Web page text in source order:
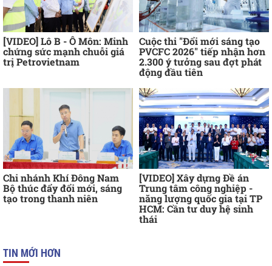
[VIDEO] Lô B - Ô Môn: Minh
chứng sức mạnh chuỗi giá
trị Petrovietnam
Cuộc thi "Đổi mới sáng tạo
PVCFC 2026" tiếp nhận hơn
2.300 ý tưởng sau đợt phát
động đầu tiên
Chi nhánh Khí Đông Nam
Bộ thúc đẩy đổi mới, sáng
tạo trong thanh niên
[VIDEO] Xây dựng Đề án
Trung tâm công nghiệp -
năng lượng quốc gia tại TP
HCM: Cần tư duy hệ sinh
thái
TIN MỚI HƠN